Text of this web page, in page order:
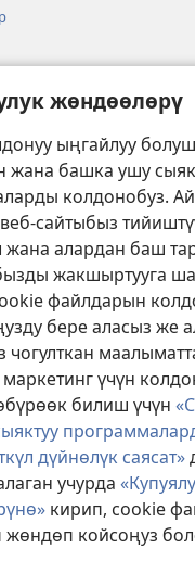
жөндөөлөрү
ыңгайлуу
жана башка ушу
колдонобуз.
сайтыбыз
жана алардан баш
жакшыртууга
файлдарын
бере аласыз же
чогулткан
үчүн
билиш үчүн
дүйнөлүк саясат»
учурда
кирип, cookie
койсоңуз
үчүн маалымат
КИТЕПКАНА
Library
Watch Tower Bible and
| КУПУЯЛУУЛУК
ЖӨНДӨӨЛӨРҮ